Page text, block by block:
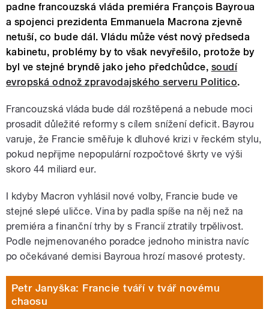
padne francouzská vláda premiéra François Bayroua
a spojenci prezidenta Emmanuela Macrona zjevně
netuší, co bude dál. Vládu může vést nový předseda
kabinetu, problémy by to však nevyřešilo, protože by
byl ve stejné bryndě jako jeho předchůdce, soudí
evropská odnož zpravodajského serveru Politico.
Francouzská vláda bude dál rozštěpená a nebude moci
prosadit důležité reformy s cílem snížení deficit. Bayrou
varuje, že Francie směřuje k dluhové krizi v řeckém stylu,
pokud nepřijme nepopulární rozpočtové škrty ve výši
skoro 44 miliard eur.
I kdyby Macron vyhlásil nové volby, Francie bude ve
stejné slepé uličce. Vina by padla spíše na něj než na
premiéra a finanční trhy by s Francií ztratily trpělivost.
Podle nejmenovaného poradce jednoho ministra navíc
po očekávané demisi Bayroua hrozí masové protesty.
Petr Janyška: Francie tváří v tvář novému
chaosu